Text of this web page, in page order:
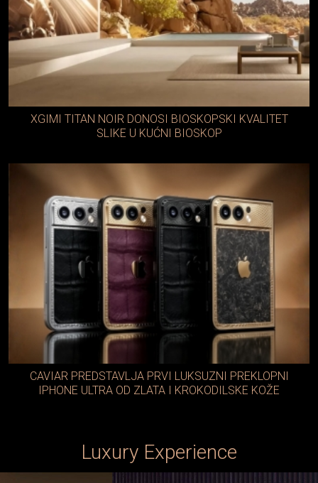
XGIMI TITAN NOIR DONOSI BIOSKOPSKI KVALITET
SLIKE U KUĆNI BIOSKOP
CAVIAR PREDSTAVLJA PRVI LUKSUZNI PREKLOPNI
IPHONE ULTRA OD ZLATA I KROKODILSKE KOŽE
Luxury Experience